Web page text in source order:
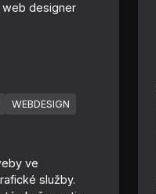
designer
WEBDESIGN
ve
služby.